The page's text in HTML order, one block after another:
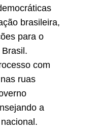
brasileira,
para o
com
ruas
a